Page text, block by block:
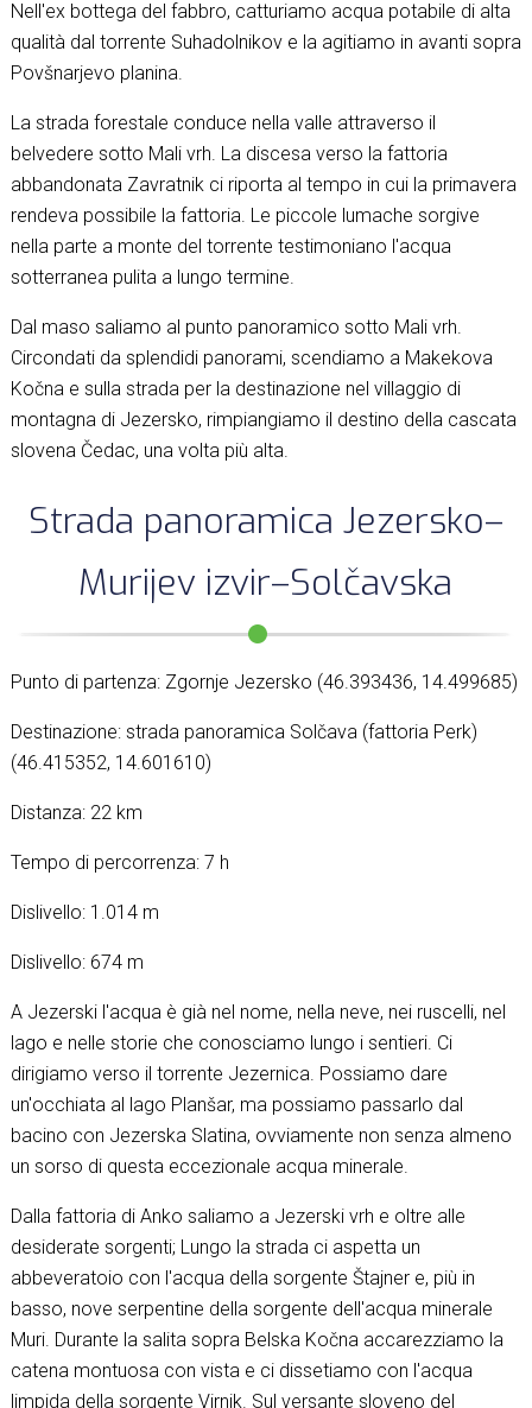
Nell'ex bottega del fabbro, catturiamo acqua potabile di alta
qualità dal torrente Suhadolnikov e la agitiamo in avanti sopra
Povšnarjevo planina.
La strada forestale conduce nella valle attraverso il
belvedere sotto Mali vrh. La discesa verso la fattoria
abbandonata Zavratnik ci riporta al tempo in cui la primavera
rendeva possibile la fattoria. Le piccole lumache sorgive
nella parte a monte del torrente testimoniano l'acqua
sotterranea pulita a lungo termine.
Dal maso saliamo al punto panoramico sotto Mali vrh.
Circondati da splendidi panorami, scendiamo a Makekova
Kočna e sulla strada per la destinazione nel villaggio di
montagna di Jezersko, rimpiangiamo il destino della cascata
slovena Čedac, una volta più alta.
Strada panoramica Jezersko–
Murijev izvir–Solčavska
Punto di partenza: Zgornje Jezersko (46.393436, 14.499685)
Destinazione: strada panoramica Solčava (fattoria Perk)
(46.415352, 14.601610)
Distanza: 22 km
Tempo di percorrenza: 7 h
Dislivello: 1.014 m
Dislivello: 674 m
A Jezerski l'acqua è già nel nome, nella neve, nei ruscelli, nel
lago e nelle storie che conosciamo lungo i sentieri. Ci
dirigiamo verso il torrente Jezernica. Possiamo dare
un'occhiata al lago Planšar, ma possiamo passarlo dal
bacino con Jezerska Slatina, ovviamente non senza almeno
un sorso di questa eccezionale acqua minerale.
Dalla fattoria di Anko saliamo a Jezerski vrh e oltre alle
desiderate sorgenti; Lungo la strada ci aspetta un
abbeveratoio con l'acqua della sorgente Štajner e, più in
basso, nove serpentine della sorgente dell'acqua minerale
Muri. Durante la salita sopra Belska Kočna accarezziamo la
catena montuosa con vista e ci dissetiamo con l'acqua
limpida della sorgente Virnik. Sul versante sloveno del